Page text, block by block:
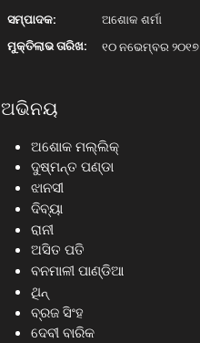
ସମ୍ପାଦକ:
ଅଶୋକ ଶର୍ମା
ମୁକ୍ତିଲାଭ ତାରିଖ:
୧୦ ନଭେମ୍ବର ୨୦୧୭
ଅଭିନୟ
ଅଶୋକ ମଲ୍ଲିକ୍
ଦୁଷ୍ମନ୍ତ ପଣ୍ଡା
ଝାନସୀ
ଦିବ୍ୟା
ରାନୀ
ଅସିତ ପତି
ବନମାଳୀ ପାଣ୍ଡିଆ
ଥିନ୍‌
ବ୍ରଜ ସିଂହ
ଦେବୀ ବାରିକ